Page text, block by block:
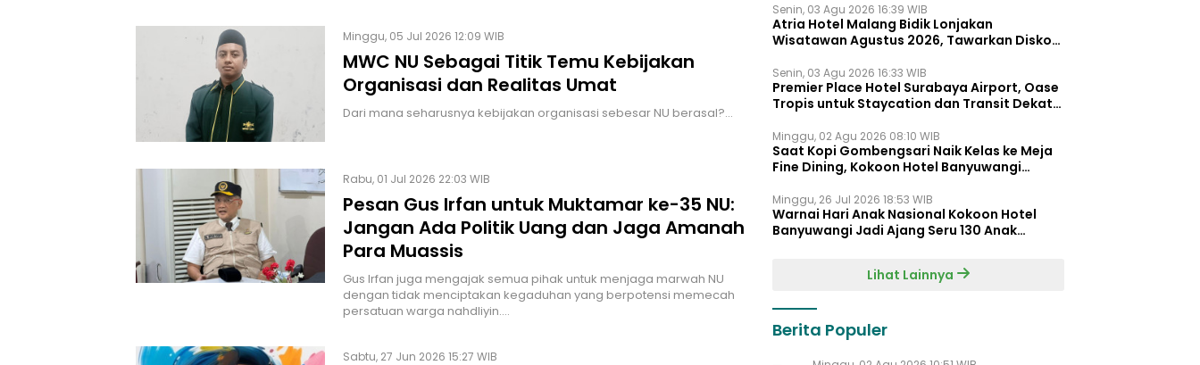
Minggu, 05 Jul 2026 12:09 WIB
MWC NU Sebagai Titik Temu Kebijakan
Organisasi dan Realitas Umat
Dari mana seharusnya kebijakan organisasi sebesar NU berasal?…
Rabu, 01 Jul 2026 22:03 WIB
Pesan Gus Irfan untuk Muktamar ke-35 NU:
Jangan Ada Politik Uang dan Jaga Amanah
Para Muassis
Gus Irfan juga mengajak semua pihak untuk menjaga marwah NU
dengan tidak menciptakan kegaduhan yang berpotensi memecah
persatuan warga nahdliyin.…
Sabtu, 27 Jun 2026 15:27 WIB
Senin, 03 Agu 2026 16:39 WIB
Atria Hotel Malang Bidik Lonjakan
Wisatawan Agustus 2026, Tawarkan Diskon
Senin, 03 Agu 2026 16:33 WIB
Premier Place Hotel Surabaya Airport, Oase
Tropis untuk Staycation dan Transit Dekat
Minggu, 02 Agu 2026 08:10 WIB
Saat Kopi Gombengsari Naik Kelas ke Meja
Fine Dining, Kokoon Hotel Banyuwangi
Minggu, 26 Jul 2026 18:53 WIB
Warnai Hari Anak Nasional Kokoon Hotel
Banyuwangi Jadi Ajang Seru 130 Anak
Lihat Lainnya
Berita Populer